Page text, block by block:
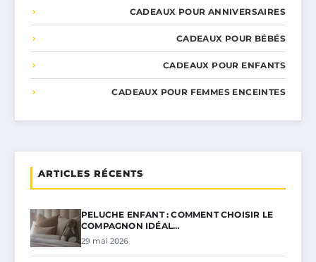
CADEAUX POUR ANNIVERSAIRES
CADEAUX POUR BÉBÉS
CADEAUX POUR ENFANTS
CADEAUX POUR FEMMES ENCEINTES
ARTICLES RÉCENTS
PELUCHE ENFANT : COMMENT CHOISIR LE
COMPAGNON IDÉAL…
29 mai 2026